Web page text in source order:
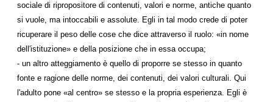
sociale di ripropositore di contenuti, valori e norme, antiche quanto
si vuole, ma intoccabili e assolute. Egli in tal modo crede di poter
ricuperare il peso delle cose che dice attraverso il ruolo: «in nome
dell'istituzione» e della posizione che in essa occupa;
- un altro atteggiamento è quello di proporre se stesso in quanto
fonte e ragione delle norme, dei contenuti, dei valori culturali. Qui
l'adulto pone «al centro» se stesso e la propria esperienza. Egli è